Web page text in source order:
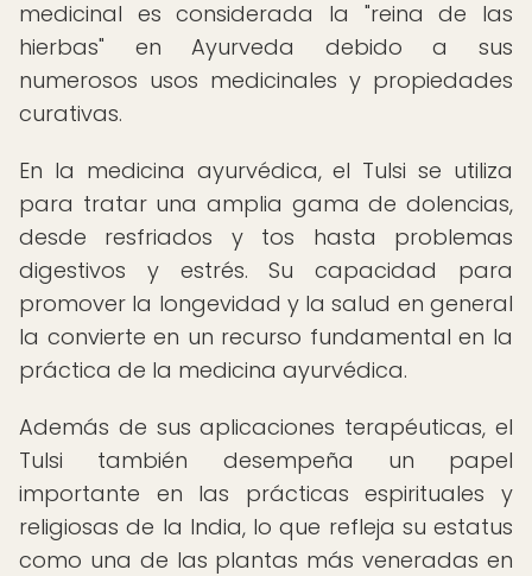
medicinal es considerada la "reina de las
hierbas" en Ayurveda debido a sus
numerosos usos medicinales y propiedades
curativas.
En la medicina ayurvédica, el Tulsi se utiliza
para tratar una amplia gama de dolencias,
desde resfriados y tos hasta problemas
digestivos y estrés. Su capacidad para
promover la longevidad y la salud en general
la convierte en un recurso fundamental en la
práctica de la medicina ayurvédica.
Además de sus aplicaciones terapéuticas, el
Tulsi también desempeña un papel
importante en las prácticas espirituales y
religiosas de la India, lo que refleja su estatus
como una de las plantas más veneradas en